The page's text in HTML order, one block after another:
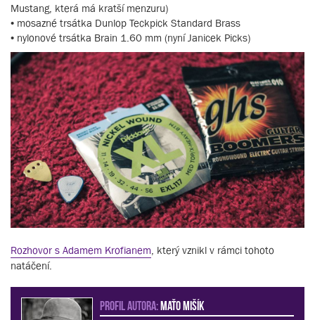
Mustang, která má kratší menzuru)
• mosazné trsátka Dunlop Teckpick Standard Brass
• nylonové trsátka Brain 1.60 mm (nyní Janicek Picks)
Rozhovor s Adamem Krofianem , který vznikl v rámci tohoto
natáčení.
PROFIL AUTORA:Maťo Mišík